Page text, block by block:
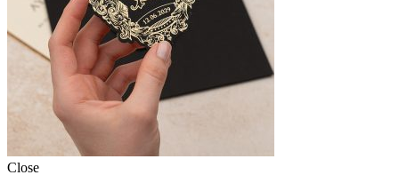
Close